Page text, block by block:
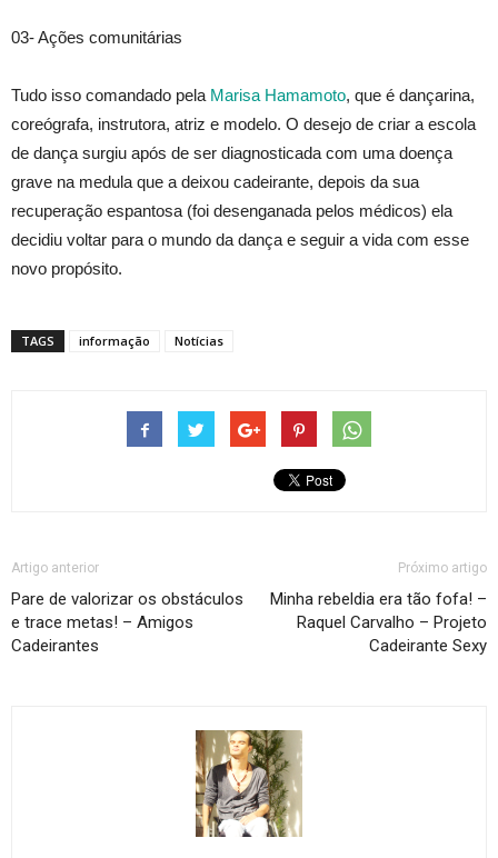
03- Ações comunitárias
Tudo isso comandado pela Marisa Hamamoto, que é dançarina,
coreógrafa, instrutora, atriz e modelo. O desejo de criar a escola
de dança surgiu após de ser diagnosticada com uma doença
grave na medula que a deixou cadeirante, depois da sua
recuperação espantosa (foi desenganada pelos médicos) ela
decidiu voltar para o mundo da dança e seguir a vida com esse
novo propósito.
TAGS informação Notícias
Artigo anterior
Pare de valorizar os obstáculos
e trace metas! – Amigos
Cadeirantes
Próximo artigo
Minha rebeldia era tão fofa! –
Raquel Carvalho – Projeto
Cadeirante Sexy